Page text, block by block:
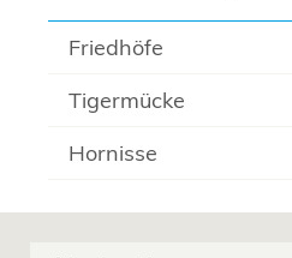
Friedhöfe
Tigermücke
Hornisse